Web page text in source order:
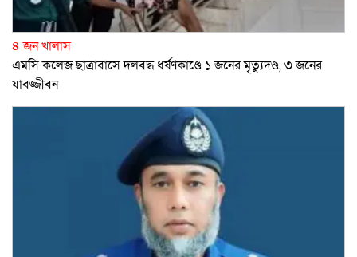
৪ জন খালাস
এমসি কলেজ ছাত্রাবাসে দলবদ্ধ ধর্ষণকাণ্ডে ১ জনের মৃত্যুদণ্ড, ৩ জনের
যাবজ্জীবন